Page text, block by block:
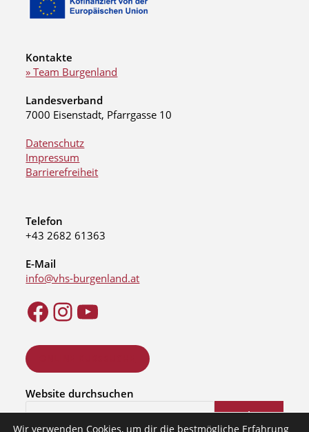
Kontakte
» Team Burgenland
Landesverband
7000 Eisenstadt, Pfarrgasse 10
Datenschutz
Impressum
Barrierefreiheit
Telefon
+43 2682 61363
E-Mail
info@vhs-burgenland.at
Website durchsuchen
Suchen
Wir verwenden Cookies, um dir die bestmögliche Erfahrung